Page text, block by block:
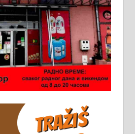
за рад на
промет” у
За више
доћи лично на
у улици Максима
радног дана од
063/465-045
врсте димњака.